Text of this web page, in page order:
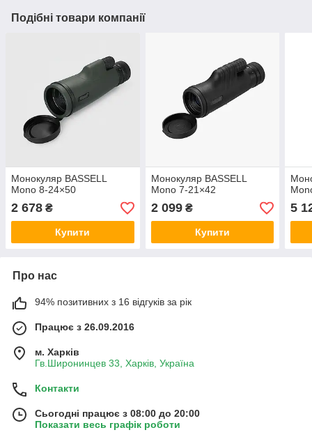
Подібні товари компанії
Монокуляр BASSELL
Mono 8-24×50
2 678 ₴
Купити
Монокуляр BASSELL
Mono 7-21×42
2 099₴
Купити
5
Про нас
94% позитивних з 16 відгуків за рік
Працює з 26.09.2016
м. Харків
Гв.Широнинцев 33, Харків, Україна
Контакти
Сьогодні працює з 08:00 до 20:00
Показати весь графік роботи